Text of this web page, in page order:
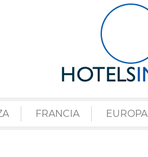
FRANCIA EUROPA